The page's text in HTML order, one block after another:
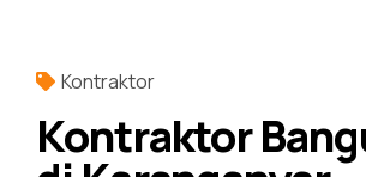
Kontraktor
Kontraktor